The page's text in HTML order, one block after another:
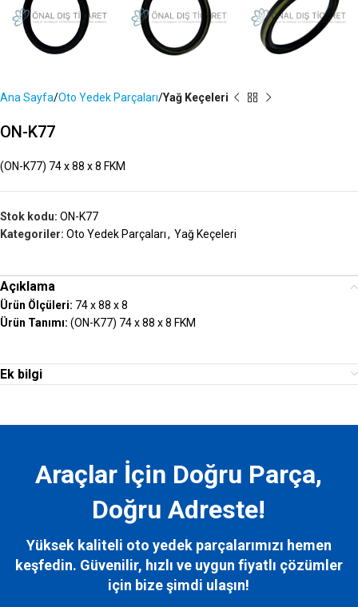
Ana Sayfa Oto Yedek Parçaları Yağ Keçeleri
ON-K77
(ON-K77) 74 x 88 x 8 FKM
Stok kodu: ON-K77
Kategoriler: Oto Yedek Parçaları, Yağ Keçeleri
Açıklama
Ürün Ölçüleri: 74 x 88 x 8
Ürün Tanımı: (ON-K77) 74 x 88 x 8 FKM
Ek bilgi
Araçlar İçin Doğru Parça,
Doğru Adreste!
Yüksek kaliteli oto yedek parçalarımızı hemen
keşfedin. Güvenilir, hızlı ve uygun fiyatlı çözümler
için bizeşimdi ulaşın!